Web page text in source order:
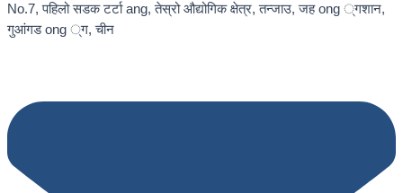
No.7, पहिलो सडक टर्टा ang, तेस्रो औद्योगिक क्षेत्र, तन्जाउ, जह ong ्गशान,
गुआंगड ong ्ग, चीन